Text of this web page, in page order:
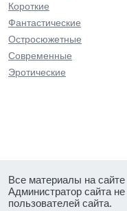
Короткие
Фантастические
Остросюжетные
Современные
Эротические
Все материалы на
Администратор сайта не
пользователей сайта.